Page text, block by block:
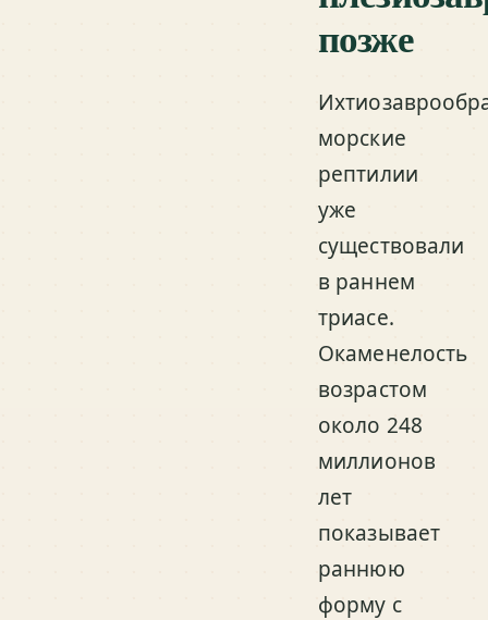
позже
морские
рептилии
уже
существовали
в раннем
триасе.
Окаменелость
возрастом
около 248
миллионов
лет
показывает
раннюю
форму с